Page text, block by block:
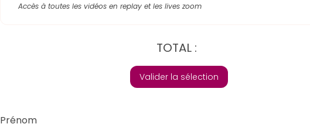
Accès à toutes les vidéos en replay et les lives zoom
TOTAL :
Valider la sélection
Prénom